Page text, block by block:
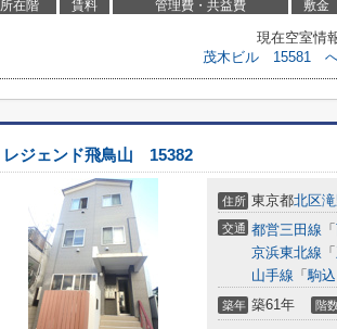
所在階 賃料 管理費・共益費 敷金
現在空室情
茂木ビル 15581 へ
レジェンド飛鳥山 15382
住所 東京都北区滝
交通 都営三田線 「
京浜東北線 「
山手線 「駒込
築年 築61年 階